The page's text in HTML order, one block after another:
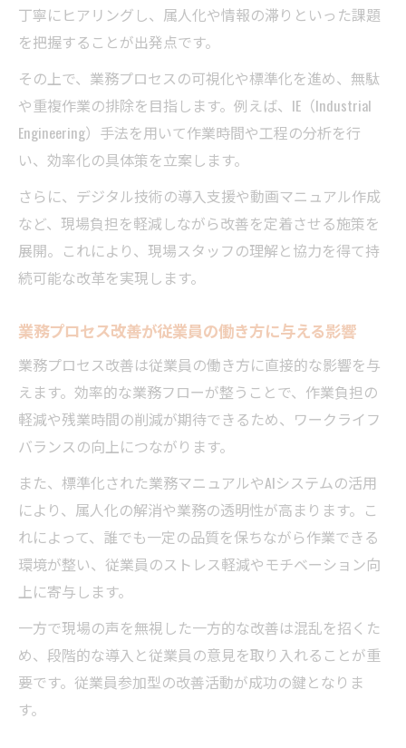
基本原則
現場密着コンサルタントが語るプロセス見
業務プロセス改革の成功に欠かせない視点
とは
コンサルタントが推奨する現場主導の改善
の実際
現場で行うプロセス可視化の手順とは
進め方
業務プロセスの現状把握から始める可視化
手法
現場で実践できるプロセス可視化のステッ
プ
IE手法を活用した業務プロセスの見える化実
践法
食品業界特有の業務プロセス可視化ポイン
ト
属人化を打破する現場の業務改革アプローチ
食品製造業コンサルタントによる属人化対
策の実例
業務標準化で属人化を防ぐ現場改革の要点
丁寧にヒアリングし、属人化や情報の滞りといった課題
を把握することが出発点です。
その上で、業務プロセスの可視化や標準化を進め、無駄
や重複作業の排除を目指します。例えば、IE（Industrial
Engineering）手法を用いて作業時間や工程の分析を行
い、効率化の具体策を立案します。
さらに、デジタル技術の導入支援や動画マニュアル作成
など、現場負担を軽減しながら改善を定着させる施策を
展開。これにより、現場スタッフの理解と協力を得て持
続可能な改革を実現します。
業務プロセス改善が従業員の働き方に与える影響
業務プロセス改善は従業員の働き方に直接的な影響を与
えます。効率的な業務フローが整うことで、作業負担の
軽減や残業時間の削減が期待できるため、ワークライフ
バランスの向上につながります。
また、標準化された業務マニュアルやAIシステムの活用
により、属人化の解消や業務の透明性が高まります。こ
れによって、誰でも一定の品質を保ちながら作業できる
環境が整い、従業員のストレス軽減やモチベーション向
上に寄与します。
一方で現場の声を無視した一方的な改善は混乱を招くた
め、段階的な導入と従業員の意見を取り入れることが重
要です。従業員参加型の改善活動が成功の鍵となりま
す。